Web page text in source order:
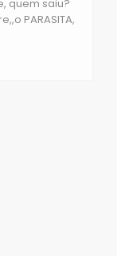
quem saiu?
PARASITA,